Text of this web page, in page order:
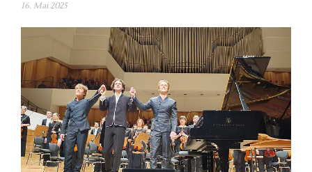
16. Mai 2025